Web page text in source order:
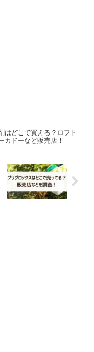
はどこで買える？ロフト
カドーなど販売店！